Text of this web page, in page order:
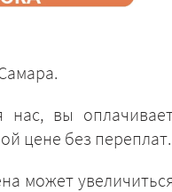
нас, вы
цене без переплат.
может